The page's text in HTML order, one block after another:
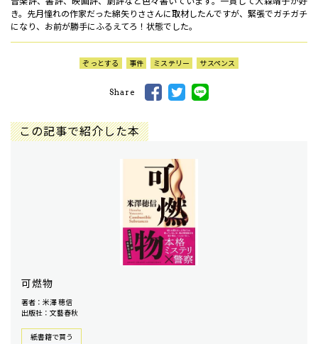
き。先月憧れの作家だった綿矢りささんに取材したんですが、緊張でガチガチ
になり、お前が勝手にふるえてろ！状態でした。
ぞっとする 事件 ミステリー サスペンス
Share
この記事で紹介した本
可燃物
著者：米澤 穂信
出版社：文藝春秋
紙書籍で買う